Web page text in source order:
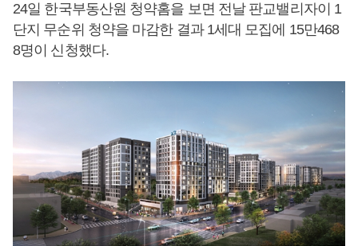
24일 한국부동산원 청약홈을 보면 전날 판교밸리자이 1
단지 무순위 청약을 마감한 결과 1세대 모집에 15만468
8명이 신청했다.